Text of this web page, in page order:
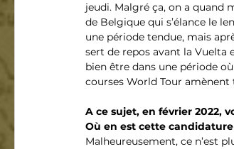
jeudi. Malgré ça, on a quand
de Belgique qui s’élance le
une période tendue, mais
sert de repos avant la Vuelta
bien être dans une période
courses World Tour
A ce sujet, en février 2022,
Où en est cette candidature
Malheureusement, ce n’est